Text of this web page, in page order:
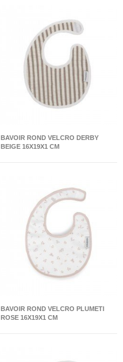
BAVOIR ROND VELCRO DERBY
BEIGE 16X19X1 CM
BAVOIR ROND VELCRO PLUMETI
ROSE 16X19X1 CM